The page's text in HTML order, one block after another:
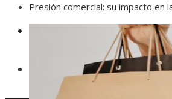
Ciencia y tecnología
Presión comercial: su impacto en